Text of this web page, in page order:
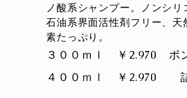
ノ酸系シャンプー。ノンシリ
石油系界面活性剤フリー、
素たっぷり。
３００ｍｌ ￥2.970 ポ
４００ｍｌ ￥2.970